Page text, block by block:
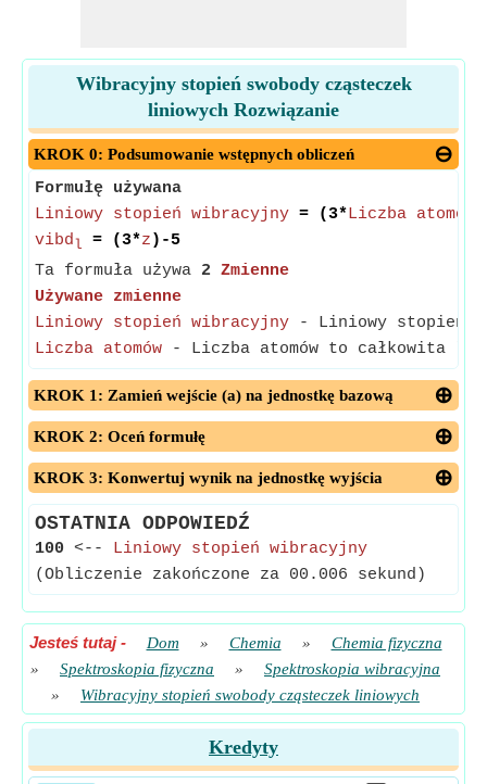
Wibracyjny stopień swobody cząsteczek
liniowych Rozwiązanie
KROK 0: Podsumowanie wstępnych obliczeń
Formułę używana
Liniowy stopień wibracyjny = (3*Liczba atomów
vibd l = (3*z )-5
Ta formuła używa 2 Zmienne
Używane zmienne
Liniowy stopień wibracyjny - Liniowy stopień
Liczba atomów - Liczba atomów to całkowita
KROK 1: Zamień wejście (a) na jednostkę bazową
KROK 2: Oceń formułę
KROK 3: Konwertuj wynik na jednostkę wyjścia
OSTATNIA ODPOWIEDŹ
100 <-- Liniowy stopień wibracyjny
(Obliczenie zakończone za 00.006 sekund)
Jesteś tutaj- Dom » Chemia »
Chemia fizyczna
»
Spektroskopia fizyczna »
Spektroskopia wibracyjna
»
Wibracyjny stopień swobody cząsteczek liniowych
Kredyty